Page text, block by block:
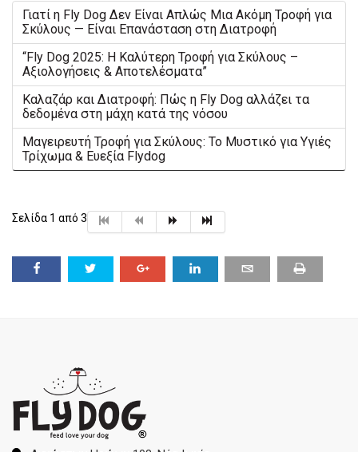
Γιατί η Fly Dog Δεν Είναι Απλώς Μια Ακόμη Τροφή για
Σκύλους — Είναι Επανάσταση στη Διατροφή
“Fly Dog 2025: Η Καλύτερη Τροφή για Σκύλους –
Αξιολογήσεις & Αποτελέσματα”
Καλαζάρ και Διατροφή: Πώς η Fly Dog αλλάζει τα
δεδομένα στη μάχη κατά της νόσου
Μαγειρευτή Τροφή για Σκύλους: Το Μυστικό για Υγιές
Τρίχωμα & Ευεξία Flydog
Σελίδα 1 από 3